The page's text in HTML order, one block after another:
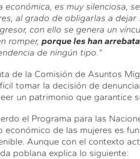
económica, es muy silenciosa,
al grado de obligarlas a
con ello se genera un
romper, porque les han
de ningún tipo.”
de la Comisión de Asuntos
tomar la decisión de
un patrimonio que garantice
el Programa para las
económico de las mujeres es
Aunque con el contexto
poblana explica lo siguiente: